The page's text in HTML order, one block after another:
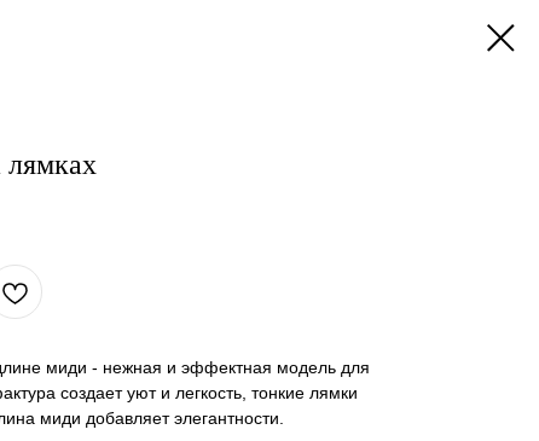
лямках
миди - нежная и эффектная модель для
создает уют и легкость, тонкие лямки
миди добавляет элегантности.